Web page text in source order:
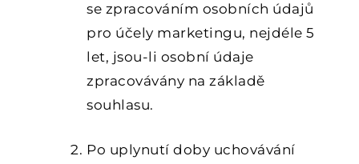
se zpracováním osobních údajů
pro účely marketingu, nejdéle 5
let, jsou-li osobní údaje
zpracovávány na základě
souhlasu.
Po uplynutí doby uchovávání